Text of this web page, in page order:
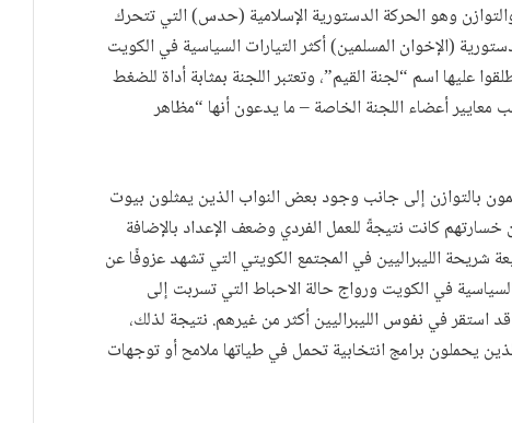
وهو الحركة الدستورية الإسلامية (حدس) التي تتحرك
(الإخوان المسلمين) أكثر التيارات السياسية في الكويت
عليها اسم “لجنة القيم”، وتعتبر اللجنة بمثابة أداة للضغط
أعضاء اللجنة الخاصة – ما يدعون أنها “مظاهر
بالتوازن إلى جانب وجود بعض النواب الذين يمثلون بيوت
خسارتهم كانت نتيجةً للعمل الفردي وضعف الإعداد بالإضافة
شريحة الليبراليين في المجتمع الكويتي التي تشهد عزوفًا عن
في الكويت ورواج حالة الاحباط التي تسربت إلى
قد استقر في نفوس الليبراليين أكثر من غيرهم. نتيجة لذلك،
يحملون برامج انتخابية تحمل في طياتها ملامح أو توجهات